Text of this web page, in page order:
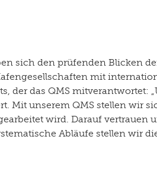
sich den prüfenden Blicken
mit
der das QMS
Mit unserem QMS stellen wir
wird. Darauf vertrauen
Abläufe stellen wir